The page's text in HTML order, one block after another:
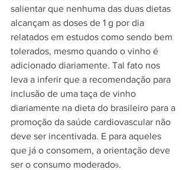
salientar que nenhuma das duas dietas
alcançam as doses de 1 g por dia
relatados em estudos como sendo bem
tolerados, mesmo quando o vinho é
adicionado diariamente. Tal fato nos
leva a inferir que a recomendação para
inclusão de uma taça de vinho
diariamente na dieta do brasileiro para a
promoção da saúde cardiovascular não
deve ser incentivada. E para aqueles
que já o consomem, a orientação deve
ser o consumo moderado9.